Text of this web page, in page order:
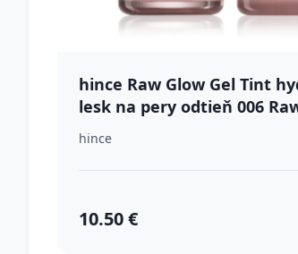
hince Raw Glow Gel Tint
lesk na pery odtieň 006
ml
hince
10.50 €